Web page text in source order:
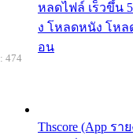
หลดไฟล์ เร็วขึ้น
ง โหลดหนัง โหล
อน
Thscore (App ร
474